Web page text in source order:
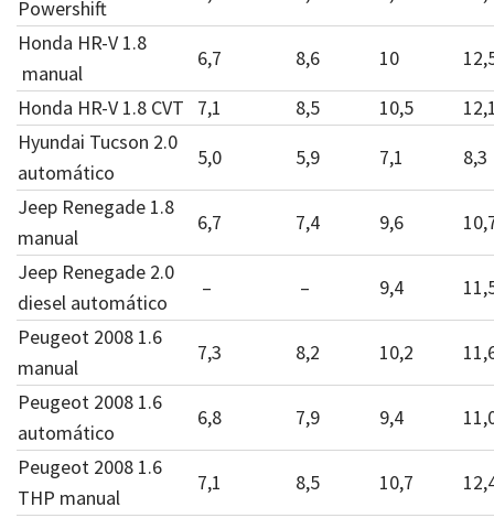
Powershift
Honda HR-V 1.8
manual
6,7 8,6 10
Honda HR-V 1.8 CVT
7,1 8,5 10,5
Hyundai Tucson 2.0
automático
5,0 5,9 7,1
8,3
Jeep Renegade 1.8
manual
6,7 7,4 9,6
Jeep Renegade 2.0
diesel automático
– – 9,4
Peugeot 2008 1.6
manual
7,3 8,2 10,2
Peugeot 2008 1.6
automático
6,8 7,9 9,4
Peugeot 2008 1.6
THP manual
7,1 8,5 10,7